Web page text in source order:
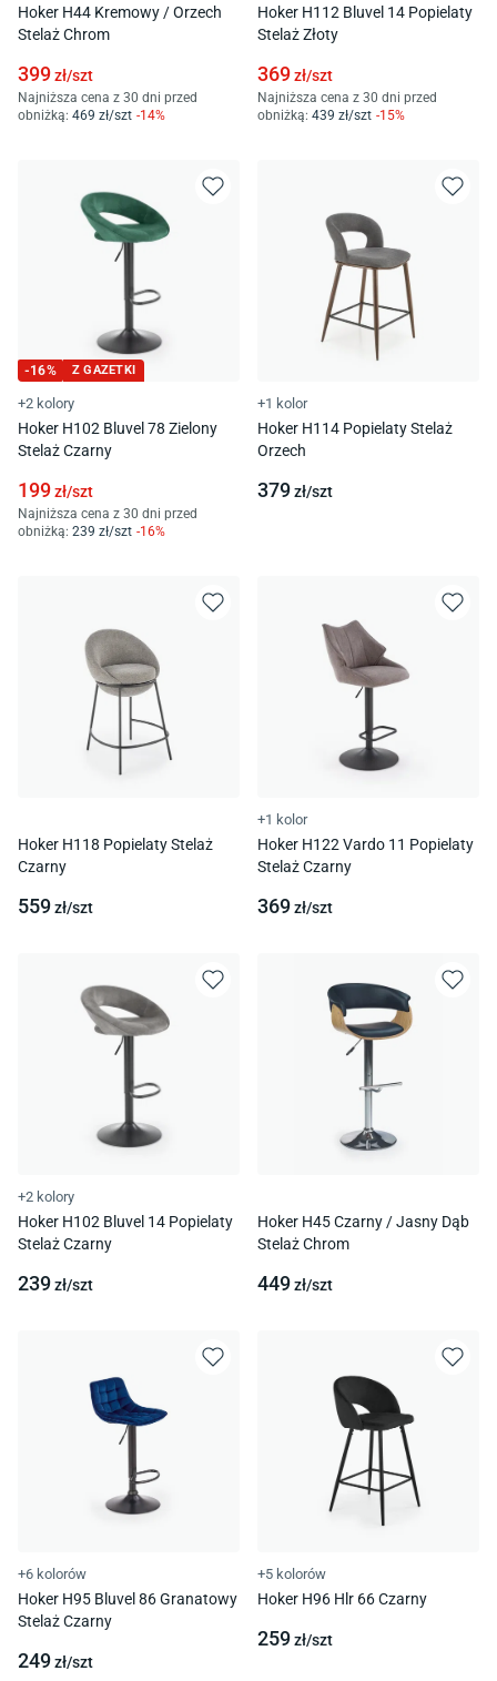
Hoker H44 Kremowy / Orzech
Stelaż Chrom
399zł/szt
Najniższa cena z 30 dni przed
obniżką: 469 zł/szt -14%
Hoker H112 Bluvel 14 Popielaty
Stelaż Złoty
369zł/szt
Najniższa cena z 30 dni przed
obniżką: 439 zł/szt -15%
-16% Z GAZETKI
+2 kolory
Hoker H102 Bluvel 78 Zielony
Stelaż Czarny
199zł/szt
Najniższa cena z 30 dni przed
obniżką: 239 zł/szt -16%
+1 kolor
Hoker H114 Popielaty Stelaż
Orzech
379zł/szt
Hoker H118 Popielaty Stelaż
Czarny
559zł/szt
+1 kolor
Hoker H122 Vardo 11 Popielaty
Stelaż Czarny
369zł/szt
+2 kolory
Hoker H102 Bluvel 14 Popielaty
Stelaż Czarny
239zł/szt
Hoker H45 Czarny / Jasny Dąb
Stelaż Chrom
449zł/szt
+6 kolorów
Hoker H95 Bluvel 86 Granatowy
Stelaż Czarny
249zł/szt
+5 kolorów
Hoker H96 Hlr 66 Czarny
259zł/szt